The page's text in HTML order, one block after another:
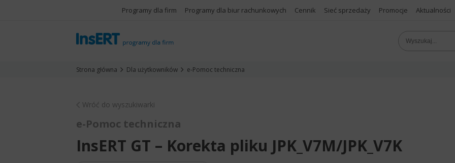
Programy dla firm Programy dla biur rachunkowych Cennik Sieć sprzedaży Promocje Aktualności
Strona główna Dla użytkowników e-Pomoc techniczna
Wróć do wyszukiwarki
e-Pomoc techniczna
InsERT GT – Korekta pliku JPK_V7M/JPK_V7K